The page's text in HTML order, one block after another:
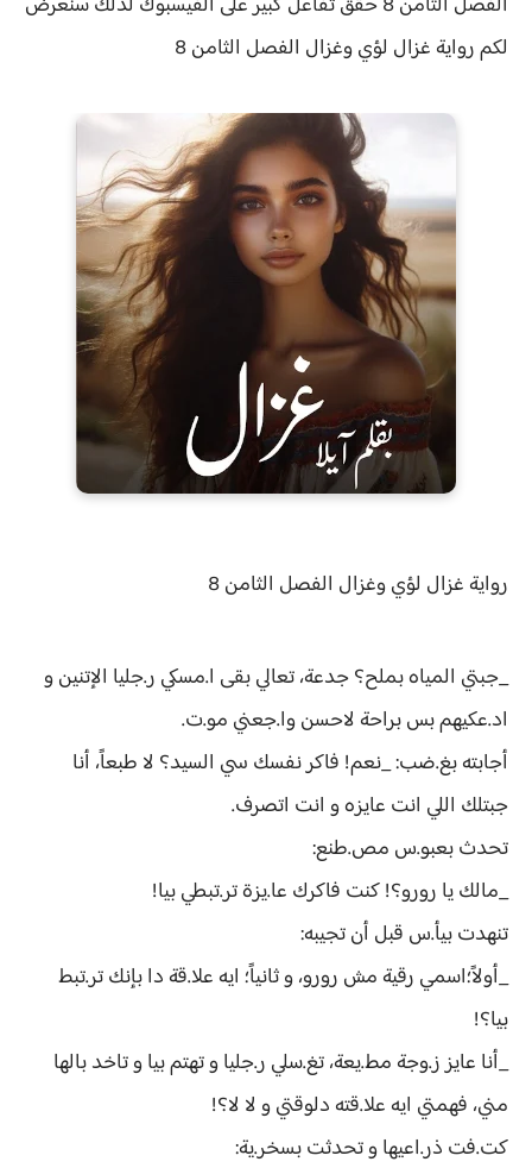
لكمرواية غزال لؤي وغزال الفصل الثامن 8
رواية غزال لؤي وغزال الفصل الثامن 8
_جبتي المياه بملح؟ جدعة، تعالي بقى ا.مسكي ر.جليا الإتنين و
اد.عكيهم بس براحة لاحسن وا.جعني مو.ت.
أجابته بغ.ضب: _نعم! فاكر نفسك سي السيد؟ لا طبعاً، أنا
جبتلك اللي انت عايزه و انت اتصرف.
تحدث بعبو.س مص.طنع:
_مالك يا رورو؟! كنت فاكرك عا.يزة تر.تبطي بيا!
تنهدت بيأ.س قبل أن تجيبه:
_أولاً؛اسمي رقية مش رورو، و ثانياً؛ ايه علا.قة دا بإنك تر.تبط
بيا؟!
_أنا عايز ز.وجة مط.يعة، تغ.سلي ر.جليا و تهتم بيا و تاخد بالها
مني، فهمتي ايه علا.قته دلوقتي و لا لا؟!
كت.فت ذر.اعيها و تحدثت بسخر.ية: